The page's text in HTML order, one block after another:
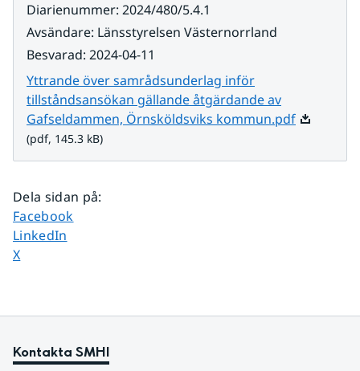
Diarienummer: 2024/480/5.4.1
Avsändare: Länsstyrelsen Västernorrland
Besvarad: 2024-04-11
Yttrande över samrådsunderlag inför
tillståndsansökan gällande åtgärdande av
Gafseldammen, Örnsköldsviks kommun.pdfPdf, 145.3
(pdf, 145.3 kB)
Dela sidan på:
Dela sidan på
Facebook
Dela sidan på
LinkedIn
Dela sidan på
X
Kontakta SMHI